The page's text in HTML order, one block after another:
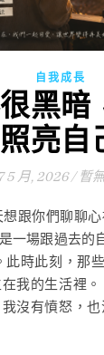
自我成長
黑暗
照亮自
5 月, 2026 / 暫
一場跟過去的
此時此刻，那
我的生活裡
沒有憤怒，